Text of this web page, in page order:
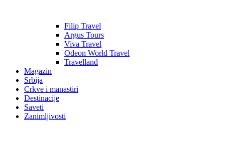
Filip Travel
Argus Tours
Viva Travel
Odeon World Travel
Travelland
Magazin
Srbija
Crkve i manastiri
Destinacije
Saveti
Zanimljivosti